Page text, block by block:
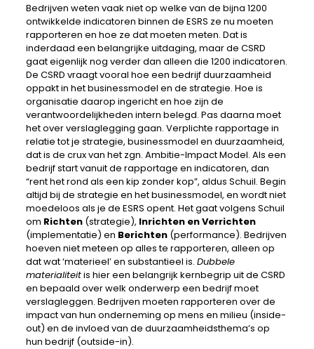
Bedrijven weten vaak niet op welke van de bijna 1200
ontwikkelde indicatoren binnen de ESRS ze nu moeten
rapporteren en hoe ze dat moeten meten. Dat is
inderdaad een belangrijke uitdaging, maar de CSRD
gaat eigenlijk nog verder dan alleen die 1200 indicatoren.
De CSRD vraagt vooral hoe een bedrijf duurzaamheid
oppakt in het businessmodel en de strategie. Hoe is
organisatie daarop ingericht en hoe zijn de
verantwoordelijkheden intern belegd. Pas daarna moet
het over verslaglegging gaan. Verplichte rapportage in
relatie tot je strategie, businessmodel en duurzaamheid,
dat is de crux van het zgn. Ambitie-Impact Model. Als een
bedrijf start vanuit de rapportage en indicatoren, dan
“rent het rond als een kip zonder kop”, aldus Schuil. Begin
altijd bij de strategie en het businessmodel, en wordt niet
moedeloos als je de ESRS opent. Het gaat volgens Schuil
om Richten(strategie), Inrichten en Verrichten
(implementatie) en Berichten(performance). Bedrijven
hoeven niet meteen op alles te rapporteren, alleen op
dat wat ‘materieel’ en substantieel is. Dubbele
materialiteitis hier een belangrijk kernbegrip uit de CSRD
en bepaald over welk onderwerp een bedrijf moet
verslagleggen. Bedrijven moeten rapporteren over de
impact van hun onderneming op mens en milieu (inside-
out) en de invloed van de duurzaamheidsthema’s op
hun bedrijf (outside-in).